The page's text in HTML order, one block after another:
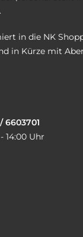
in die NK
in Kürze mit
6603701
14:00 Uhr